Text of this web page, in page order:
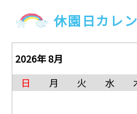
休園日カレ
2026年 8月
日
月 火 水